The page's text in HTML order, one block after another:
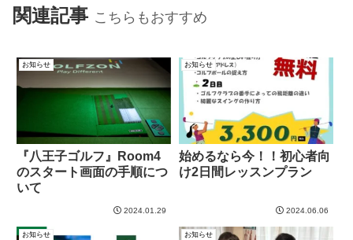
関連記事 こちらもおすすめ
お知らせ
『八王子ゴルフ』Room4
のスタート画面の手順につ
いて
2024.01.29
お知らせ
始めるなら今！！初心者向
け2日間レッスンプラン
2024.06.06
お知らせ お知らせ